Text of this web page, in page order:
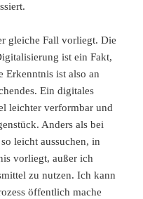
gleiche Fall vorliegt. Die
ist ein Fakt,
Erkenntnis ist also an
Ein digitales
leichter verformbar und
Anders als bei
leicht aussuchen, in
vorliegt, außer ich
zu nutzen. Ich kann
öffentlich mache